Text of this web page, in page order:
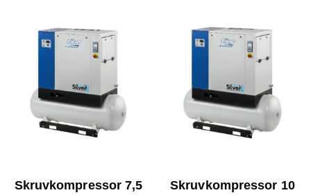
Skruvkompressor 7,5
Skruvkompressor 10